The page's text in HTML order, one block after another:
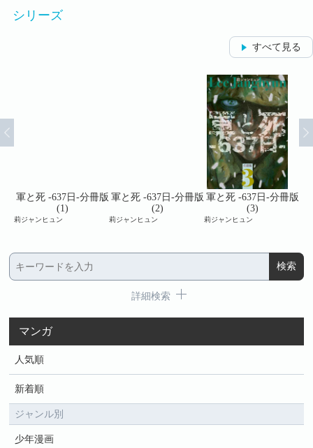
シリーズ
すべて見る
軍と死 -637日-分冊版
(1)
莉ジャンヒュン
軍と死 -637日-分冊版
(2)
莉ジャンヒュン
軍と死 -637日-分冊版
(3)
莉ジャンヒュン
詳細検索
マンガ
人気順
新着順
ジャンル別
少年漫画